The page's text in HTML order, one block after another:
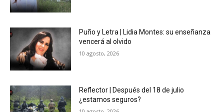
Puño y Letra | Lidia Montes: su enseñanza
vencerá al olvido
10 agosto, 2026
Reflector | Después del 18 de julio
¿estamos seguros?